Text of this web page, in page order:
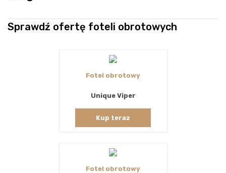
Sprawdź ofertę foteli obrotowych
Fotel obrotowy
Unique Viper
Kup teraz
Fotel obrotowy